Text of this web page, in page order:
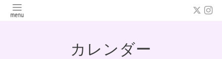
カレンダー